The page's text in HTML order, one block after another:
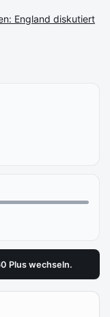
Plus wechseln.
England diskutiert